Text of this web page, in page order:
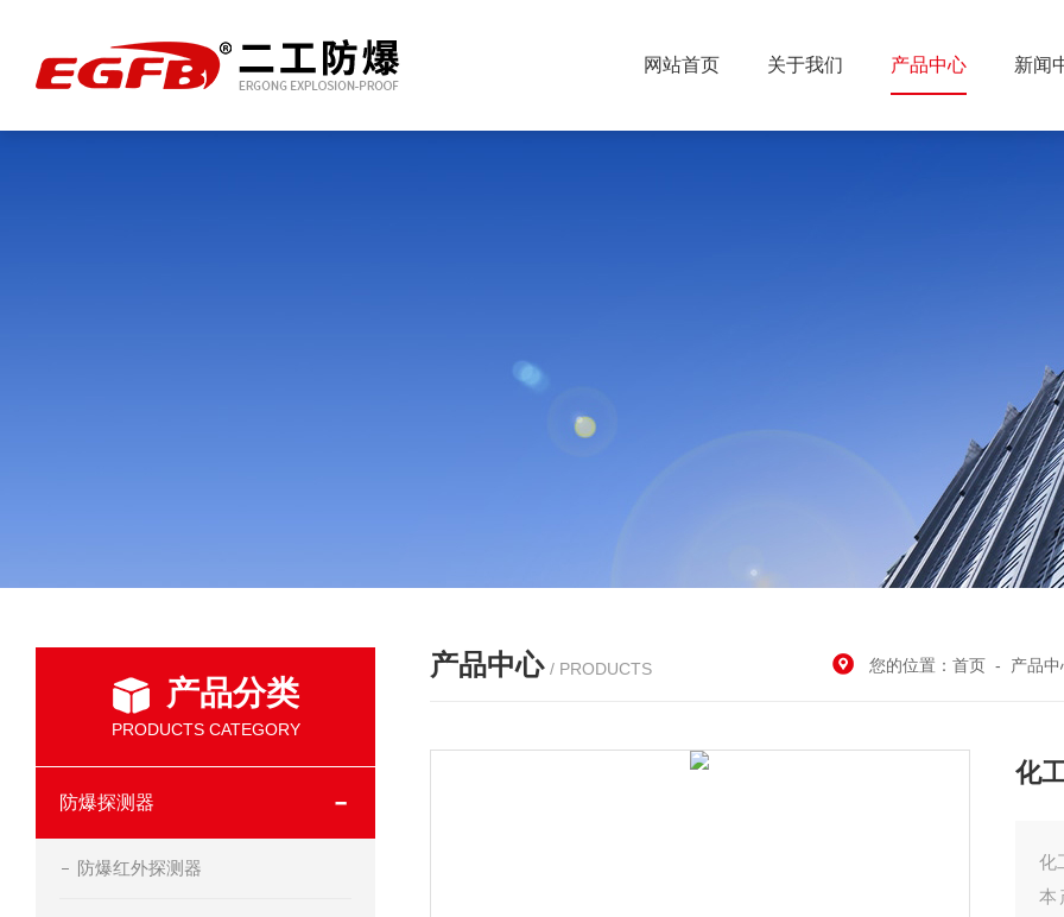
网站首页 关于我们 产品中心 新闻
产品分类
PRODUCTS CATEGORY
防爆探测器
防爆红外探测器
产品中心 / PRODUCTS 您的位置：首页 - 产品
化
化
本